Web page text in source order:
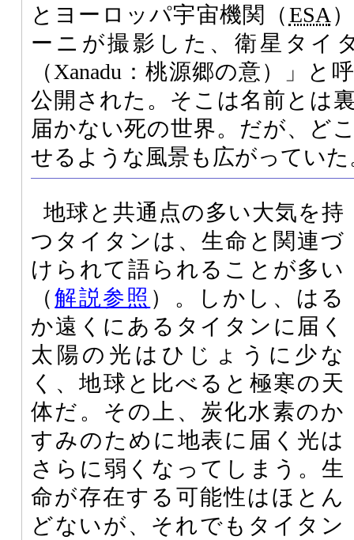
とヨーロッパ宇宙機関（ESA
ーニが撮影した、衛星タイ
（Xanadu：桃源郷の意）」と
公開された。そこは名前とは
届かない死の世界。だが、ど
せるような風景も広がっていた
地球と共通点の多い大気を持
つタイタンは、生命と関連づ
けられて語られることが多い
（解説参照 ）。しかし、はる
か遠くにあるタイタンに届く
太陽の光はひじょうに少な
く、地球と比べると極寒の天
体だ。その上、炭化水素のか
すみのために地表に届く光は
さらに弱くなってしまう。生
命が存在する可能性はほとん
どないが、それでもタイタン